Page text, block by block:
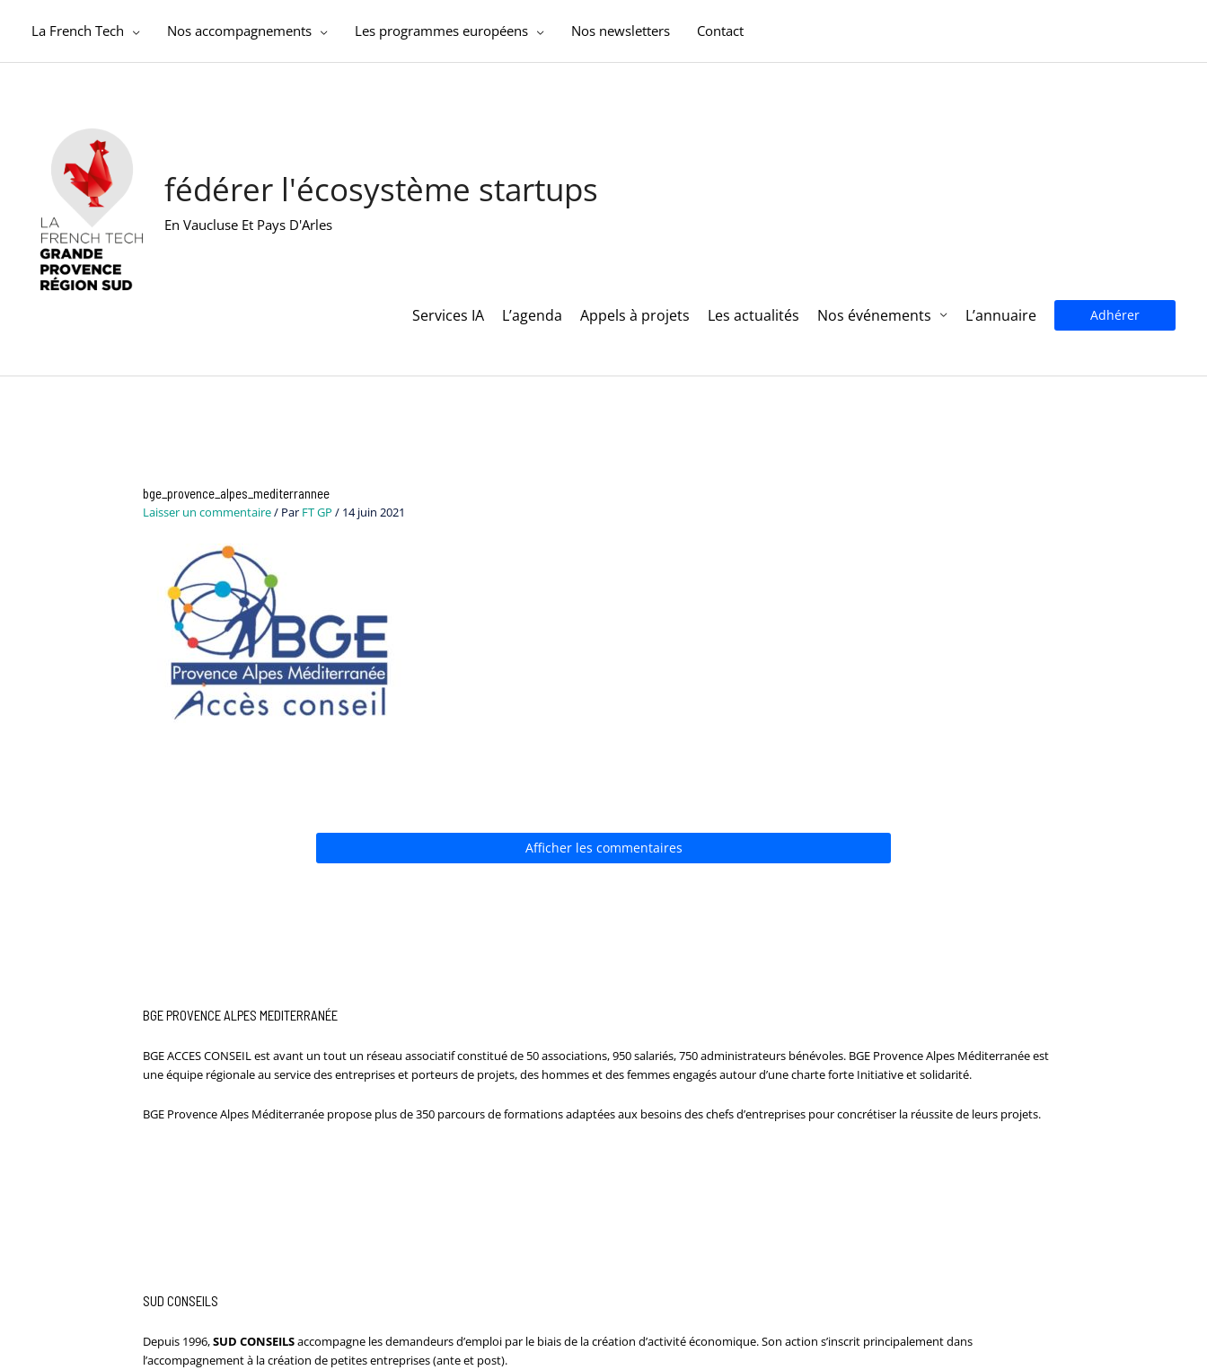
La French Tech Nos accompagnements Les programmes européens Nos newsletters Contact
fédérer l'écosystème startups
En Vaucluse Et Pays D'Arles
Services IA L’agenda Appels à projets Les actualités Nos événements L’annuaire Adhérer
bge_provence_alpes_mediterrannee
Laisser un commentaire/ Par FT GP / 14 juin 2021
Afficher les commentaires
BGE PROVENCE ALPES MEDITERRANÉE
BGE ACCES CONSEIL est avant un tout un réseau associatif constitué de 50 associations, 950 salariés, 750 administrateurs bénévoles. BGE Provence Alpes Méditerranée est
une équipe régionale au service des entreprises et porteurs de projets, des hommes et des femmes engagés autour d’une charte forte Initiative et solidarité.
BGE Provence Alpes Méditerranée propose plus de 350 parcours de formations adaptées aux besoins des chefs d’entreprises pour concrétiser la réussite de leurs projets.
SUD CONSEILS
Depuis 1996,SUD CONSEILSaccompagne les demandeurs d’emploi par le biais de la création d’activité économique. Son action s’inscrit principalement dans
l’accompagnement à la création de petites entreprises (ante et post).